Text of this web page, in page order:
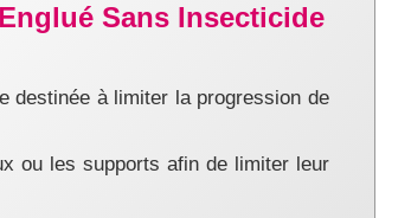
Sans Insecticide
destinée à limiter la progression de
ou les supports afin de limiter leur